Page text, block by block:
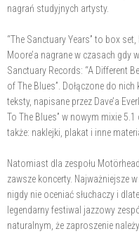
nagrań studyjnych artysty.
“The Sanctuary Years” to box
Moore’a nagrane w czasach gdy
Sanctuary Records: “A Different
of The Blues”. Dołączone do
teksty, napisane przez Dave’a
To The Blues” w nowym mixie
także: naklejki, plakat i inne
Natomiast dla zespołu
zawsze koncerty. Najważniejsze
nigdy nie oceniać słuchaczy i
legendarny festiwal jazzowy
naturalnym, że zaproszenie